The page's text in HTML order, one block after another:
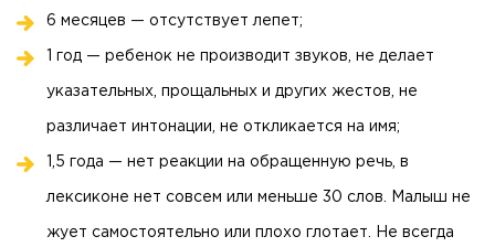
6 месяцев — отсутствует лепет;
1 год — ребенок не производит звуков, не делает
указательных, прощальных и других жестов, не
различает интонации, не откликается на имя;
1,5 года — нет реакции на обращенную речь, в
лексиконе нет совсем или меньше 30 слов. Малыш не
жует самостоятельно или плохо глотает. Не всегда